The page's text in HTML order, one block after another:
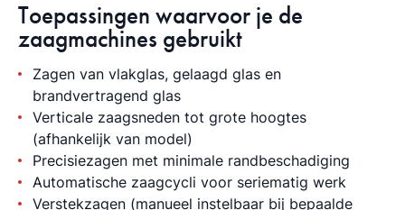
Toepassingen waarvoor je de
zaagmachines gebruikt
Zagen van vlakglas, gelaagd glas en
brandvertragend glas
Verticale zaagsneden tot grote hoogtes
(afhankelijk van model)
Precisiezagen met minimale randbeschadiging
Automatische zaagcycli voor seriematig werk
Verstekzagen (manueel instelbaar bij bepaalde